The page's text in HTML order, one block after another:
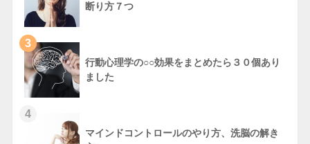
断り方７つ
3
行動心理学の○○効果をまとめたら３０個あり
ました
4
マインドコントロールのやり方、洗脳の解き